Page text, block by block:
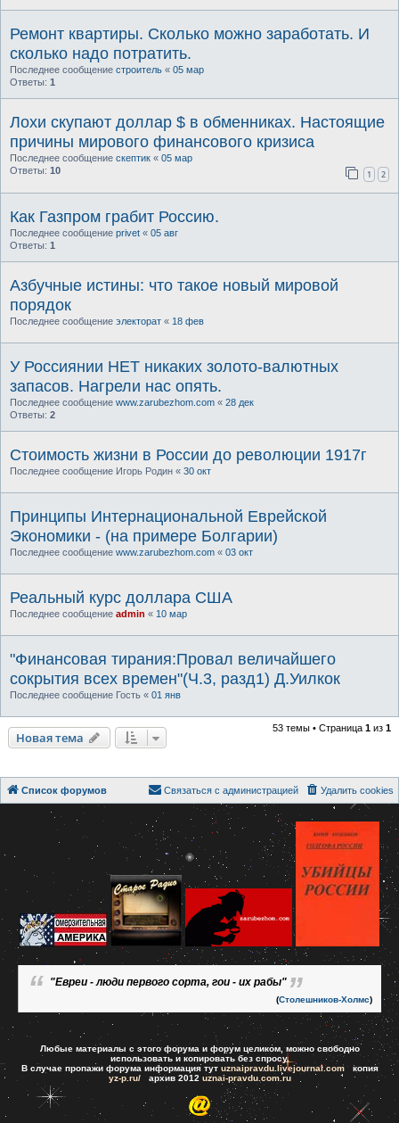
Ремонт квартиры. Сколько можно заработать. И
сколько надо потратить.
Последнее сообщение строитель « 05 мар
Ответы: 1
Лохи cкупают доллар $ в обменниках. Настоящие
причины мирового финансового кризиса
Последнее сообщение скептик « 05 мар
Ответы: 10 1 2
Как Газпром грабит Россию.
Последнее сообщение privet « 05 авг
Ответы: 1
Азбучные истины: что такое новый мировой
порядок
Последнее сообщение электорат « 18 фев
У Россиянии НЕТ никаких золото-валютных
запасов. Нагрели нас опять.
Последнее сообщение www.zarubezhom.com « 28 дек
Ответы: 2
Стоимость жизни в России до революции 1917г
Последнее сообщение Игорь Родин « 30 окт
Принципы Интернациональной Еврейской
Экономики - (на примере Болгарии)
Последнее сообщение www.zarubezhom.com « 03 окт
Реальный курс доллара США
Последнее сообщение admin « 10 мар
"Финансовая тирания:Провал величайшего
сокрытия всех времен"(Ч.3, разд1) Д.Уилкок
Последнее сообщение Гость « 01 янв
Новая тема
53 темы • Страница 1 из 1
Список форумов Удалить cookies
Связаться с администрацией
"Евреи - люди первого сорта, гои - их рабы"
(Столешников-Холмс)
Любые материалы с этого форума и форум целиком, можно свободно
использовать и копировать без спросу.
В случае пропажи форума информация тут uznaipravdu.livejournal.comкопия
yz-p.ru/архив 2012 uznai-pravdu.com.ru